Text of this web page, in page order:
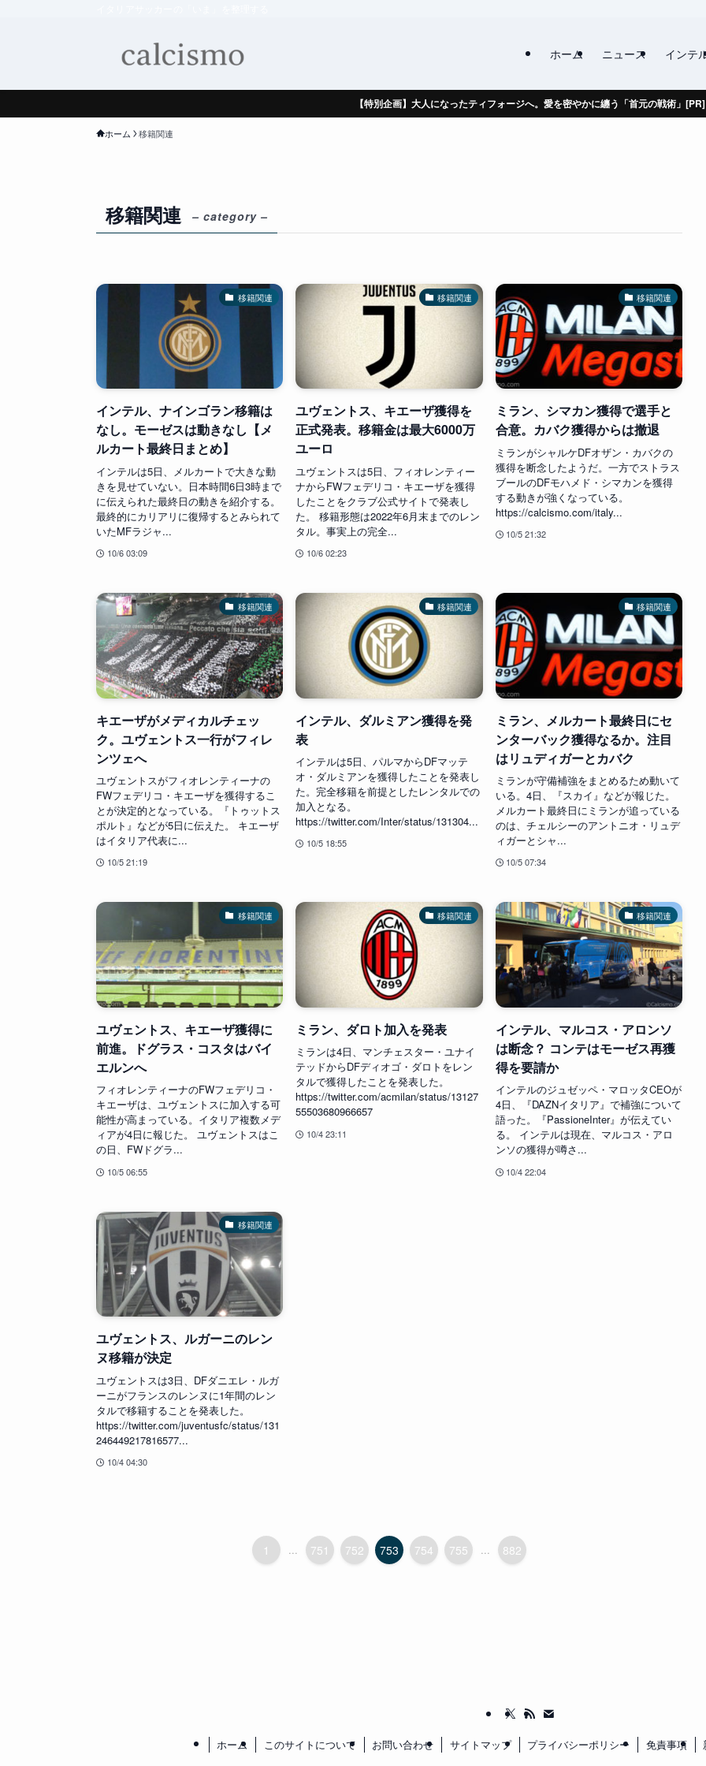
ホーム ニュース インテ
【特別企画】大人になったティフォージへ。愛を密やかに纏う「首元の戦術」[PR]
ホーム 移籍関連
移籍関連 – category –
移籍関連
インテル、ナインゴラン移籍は
なし。モーゼスは動きなし【メ
ルカート最終日まとめ】
インテルは5日、メルカートで大きな動
きを見せていない。日本時間6日3時まで
に伝えられた最終日の動きを紹介する。
最終的にカリアリに復帰するとみられて
いたMFラジャ...
10/6 03:09
移籍関連
ユヴェントス、キエーザ獲得を
正式発表。移籍金は最大6000万
ユーロ
ユヴェントスは5日、フィオレンティー
ナからFWフェデリコ・キエーザを獲得
したことをクラブ公式サイトで発表し
た。 移籍形態は2022年6月末までのレン
タル。事実上の完全...
10/6 02:23
移籍関連
ミラン、シマカン獲得で選手と
合意。カバク獲得からは撤退
ミランがシャルケDFオザン・カバクの
獲得を断念したようだ。一方でストラス
ブールのDFモハメド・シマカンを獲得
する動きが強くなっている。
https://calcismo.com/italy...
10/5 21:32
移籍関連
キエーザがメディカルチェッ
ク。ユヴェントス一行がフィレ
ンツェへ
ユヴェントスがフィオレンティーナの
FWフェデリコ・キエーザを獲得するこ
とが決定的となっている。『トゥットス
ポルト』などが5日に伝えた。 キエーザ
はイタリア代表に...
10/5 21:19
移籍関連
インテル、ダルミアン獲得を発
表
インテルは5日、パルマからDFマッテ
オ・ダルミアンを獲得したことを発表し
た。完全移籍を前提としたレンタルでの
加入となる。
https://twitter.com/Inter/status/131304...
10/5 18:55
移籍関連
ミラン、メルカート最終日にセ
ンターバック獲得なるか。注目
はリュディガーとカバク
ミランが守備補強をまとめるため動いて
いる。4日、『スカイ』などが報じた。
メルカート最終日にミランが追っている
のは、チェルシーのアントニオ・リュデ
ィガーとシャ...
10/5 07:34
移籍関連
ユヴェントス、キエーザ獲得に
前進。ドグラス・コスタはバイ
エルンへ
フィオレンティーナのFWフェデリコ・
キエーザは、ユヴェントスに加入する可
能性が高まっている。イタリア複数メデ
ィアが4日に報じた。 ユヴェントスはこ
の日、FWドグラ...
10/5 06:55
移籍関連
ミラン、ダロト加入を発表
ミランは4日、マンチェスター・ユナイ
テッドからDFディオゴ・ダロトをレン
タルで獲得したことを発表した。
https://twitter.com/acmilan/status/13127
55503680966657
10/4 23:11
移籍関連
インテル、マルコス・アロンソ
は断念？ コンテはモーゼス再獲
得を要請か
インテルのジュゼッペ・マロッタCEOが
4日、『DAZNイタリア』で補強について
語った。『PassioneInter』が伝えてい
る。 インテルは現在、マルコス・アロ
ンソの獲得が噂さ...
10/4 22:04
移籍関連
ユヴェントス、ルガーニのレン
ヌ移籍が決定
ユヴェントスは3日、DFダニエレ・ルガ
ーニがフランスのレンヌに1年間のレン
タルで移籍することを発表した。
https://twitter.com/juventusfc/status/131
246449217816577...
10/4 04:30
1 ... 751 752 753 754 755 ... 882
ホーム このサイトについて お問い合わせ サイトマップ プライバシーポリシー 免責事項